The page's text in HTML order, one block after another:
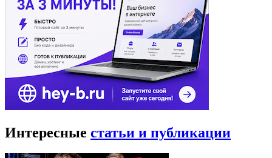
Интересные статьи и публикации